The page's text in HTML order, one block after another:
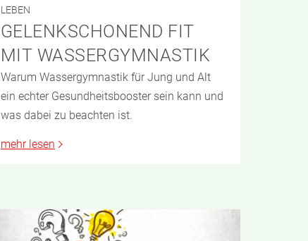
LEBEN
GELENKSCHONEND FIT
MIT WASSERGYMNASTIK
Warum Wassergymnastik für Jung und Alt
ein echter Gesundheitsbooster sein kann und
was dabei zu beachten ist.
mehr lesen